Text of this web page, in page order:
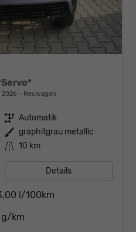
Neuwagen
Getriebe Automatik
Außenfarbe graphitgrau metallic
Kilometerstand 10 km
Details
l/100km
km